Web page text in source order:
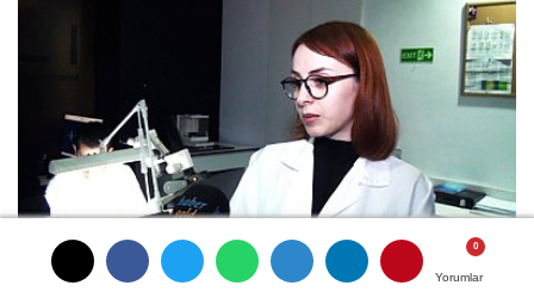
Yorumlar
Yorumlar
Yorumlar
Yorumlar